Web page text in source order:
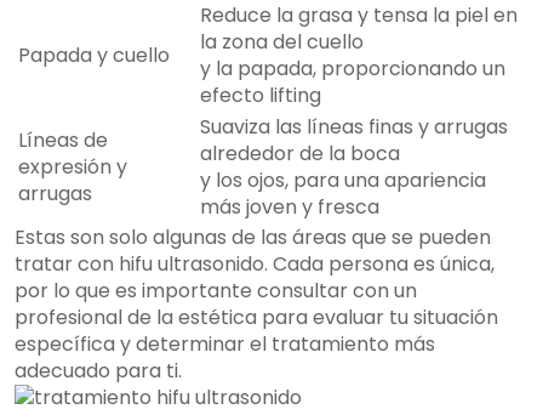
Papada y cuello
Reduce la grasa y tensa la piel en
la zona del cuello
y la papada, proporcionando un
efecto lifting
Líneas de
expresión y
arrugas
Suaviza las líneas finas y arrugas
alrededor de la boca
y los ojos, para una apariencia
más joven y fresca
Estas son solo algunas de las áreas que se pueden
tratar con hifu ultrasonido. Cada persona es única,
por lo que es importante consultar con un
profesional de la estética para evaluar tu situación
específica y determinar el tratamiento más
adecuado para ti.